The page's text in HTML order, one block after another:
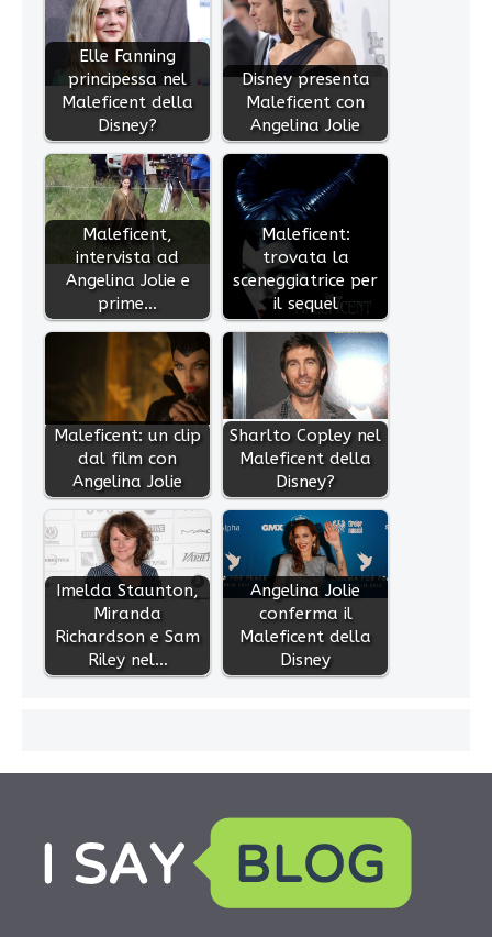
Elle Fanning
principessa nel
Maleficent della
Disney?
Disney presenta
Maleficent con
Angelina Jolie
Maleficent,
intervista ad
Angelina Jolie e
prime…
Maleficent:
trovata la
sceneggiatrice per
il sequel
Maleficent: un clip
dal film con
Angelina Jolie
Sharlto Copley nel
Maleficent della
Disney?
Imelda Staunton,
Miranda
Richardson e Sam
Riley nel…
Angelina Jolie
conferma il
Maleficent della
Disney